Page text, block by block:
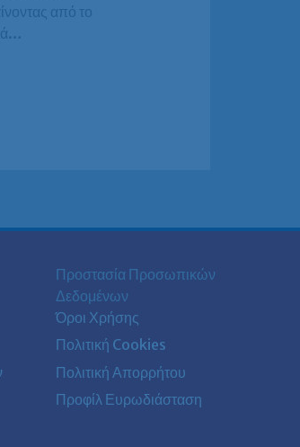
από το
Προστασία Προσωπικών
Δεδομένων
Όροι Χρήσης
Πολιτική Cookies
Πολιτική Απορρήτου
Προφίλ Ευρωδιάσταση